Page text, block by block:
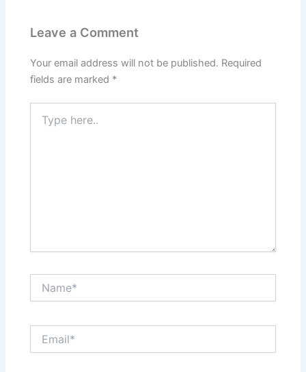
Leave a Comment
Your email address will not be published. Required
fields are marked *
here..